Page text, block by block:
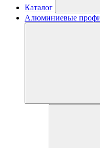
Каталог
Алюминиевые